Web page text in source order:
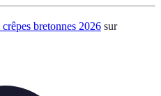
crêpes bretonnes 2026 sur